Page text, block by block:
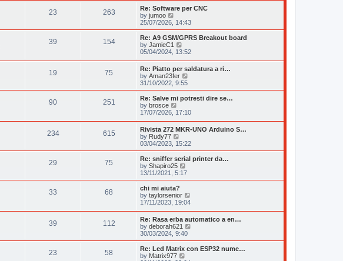
e
s
s
t
h
e
a
t
e
s
t
p
o
s
t
23 263
Re: Software per CNC
by jumoo
e
w
h
a
t
e
s
t
p
o
s
t
25/07/2026, 14:43
39 154
Re: A9 GSM/GPRS Breakout board
by JamieC1
i
t
h
e
a
e
s
t
o
s
t
05/04/2024, 13:52
19 75
Re: Piatto per saldatura a ri…
by Aman23fer
e
w
h
a
e
s
t
s
31/10/2022, 9:55
90 251
Re: Salve mi potresti dire se…
by brosce
i
w
t
h
e
a
t
e
s
t
p
o
s
t
17/07/2026, 17:10
234 615
Rivista 272 MKR-UNO Arduino S…
by Rudy77
i
e
w
t
h
t
e
s
t
p
o
s
t
03/04/2023, 15:22
29 75
Re: sniffer serial printer da…
by Shapiro25
i
e
t
h
a
t
e
s
t
13/11/2021, 5:17
33 68
chi mi aiuta?
by taylorsenior
t
a
17/11/2023, 19:04
39 112
Re: Rasa erba automatico a en…
by deborah621
e
w
30/03/2024, 9:40
23 58
Re: Led Matrix con ESP32 nume…
by Matrix977